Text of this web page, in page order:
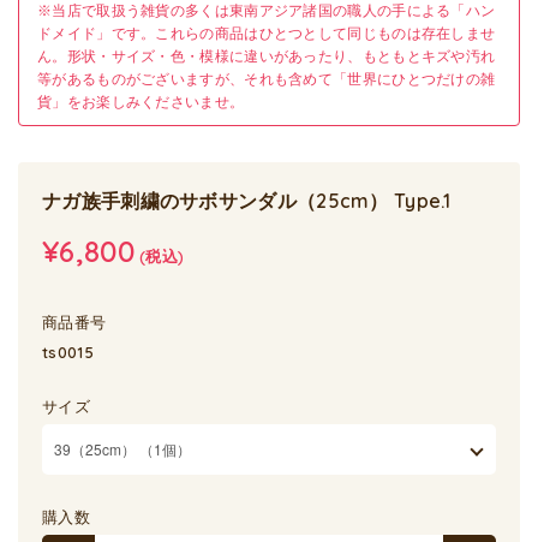
※当店で取扱う雑貨の多くは東南アジア諸国の職人の手による「ハン
ドメイド」です。これらの商品はひとつとして同じものは存在しませ
ん。形状・サイズ・色・模様に違いがあったり、もともとキズや汚れ
等があるものがございますが、それも含めて「世界にひとつだけの雑
貨」をお楽しみくださいませ。
ナガ族手刺繍のサボサンダル（25cm） Type.1
¥6,800(税込)
商品番号
ts0015
サイズ
購入数